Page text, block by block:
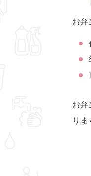
お弁
お弁
りま